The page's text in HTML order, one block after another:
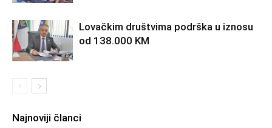
Lovačkim društvima podrška u iznosu
od 138.000 KM
Najnoviji članci